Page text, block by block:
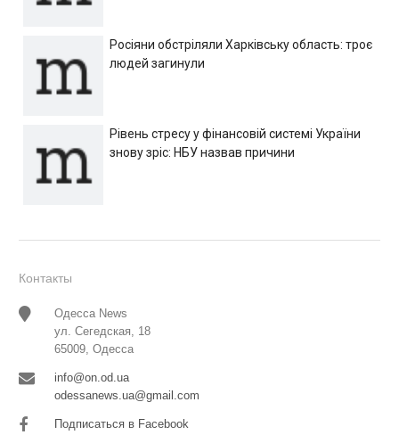
Росіяни обстріляли Харківську область: троє
людей загинули
Рівень стресу у фінансовій системі України
знову зріс: НБУ назвав причини
Контакты
Одесса News
ул. Сегедская, 18
65009, Одесса
info@on.od.ua
odessanews.ua@gmail.com
Подписаться в Facebook